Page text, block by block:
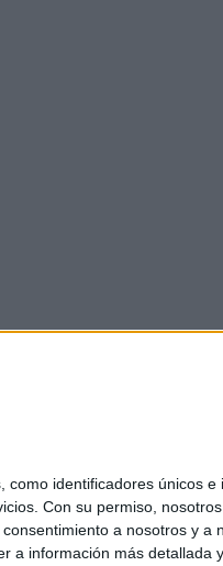
identificadores únicos
Con su permiso,
a nosotros y a
a información más detallada
+34 91 593 2767